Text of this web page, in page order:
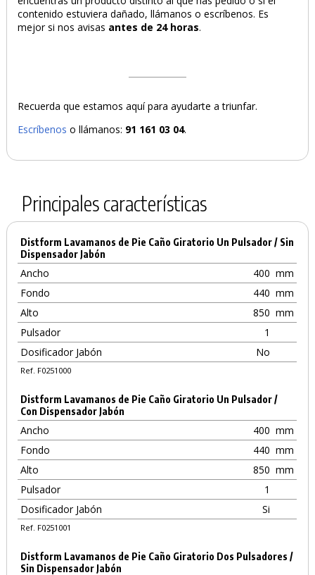
contenido estuviera dañado, llámanos o escríbenos. Es
mejor si nos avisas antes de 24 horas.
Recuerda que estamos aquí para ayudarte a triunfar.
Escríbenos o llámanos: 91 161 03 04.
Principales características
Distform Lavamanos de Pie Caño Giratorio Un Pulsador / Sin
Dispensador Jabón
Ancho 400 mm
Fondo
440 mm
Alto
850 mm
Pulsador
1
Dosificador Jabón
No
Ref. F0251000
Distform Lavamanos de Pie Caño Giratorio Un Pulsador /
Con Dispensador Jabón
Ancho 400 mm
Fondo
440 mm
Alto
850 mm
Pulsador
1
Dosificador Jabón
Si
Ref. F0251001
Distform Lavamanos de Pie Caño Giratorio Dos Pulsadores /
Sin Dispensador Jabón